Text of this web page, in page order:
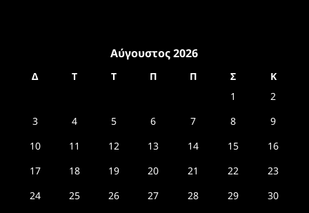
Αύγουστος 2026
Δ Τ Τ Π Π Σ
Κ
1
2
3
4 5 6 7 8
9
10
11 12 13 14 15
16
17
18 19 20 21 22
23
24
25 26 27 28 29
30